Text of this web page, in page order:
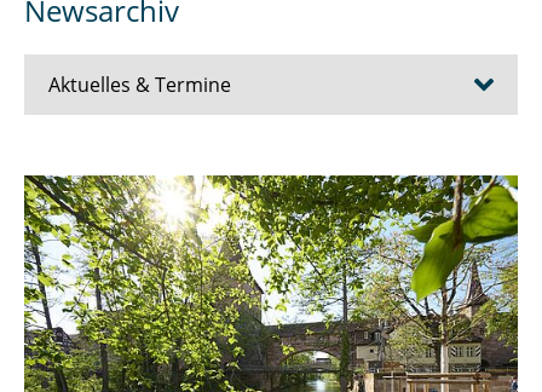
Newsarchiv
Aktuelles & Termine
Stellenangebote